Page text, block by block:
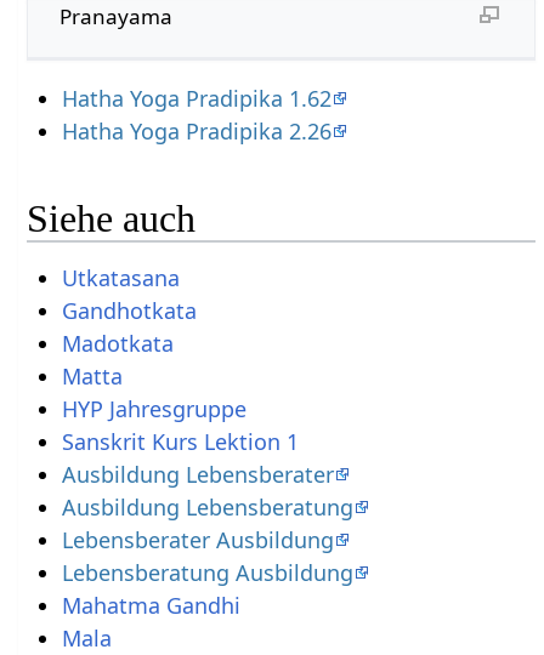
Pranayama
Hatha Yoga Pradipika 1.62
Hatha Yoga Pradipika 2.26
Siehe auch
Utkatasana
Gandhotkata
Madotkata
Matta
HYP Jahresgruppe
Sanskrit Kurs Lektion 1
Ausbildung Lebensberater
Ausbildung Lebensberatung
Lebensberater Ausbildung
Lebensberatung Ausbildung
Mahatma Gandhi
Mala